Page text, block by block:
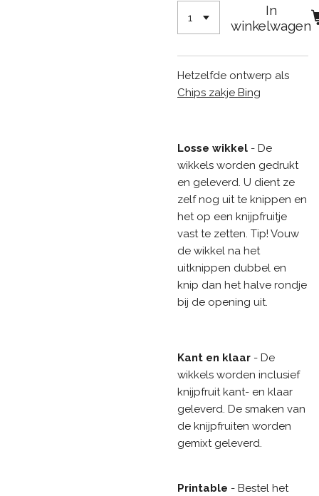
In
winkelwagen
Hetzelfde ontwerp als
Chips zakje Bing
Losse wikkel - De
wikkels worden gedrukt
en geleverd. U dient ze
zelf nog uit te knippen en
het op een knijpfruitje
vast te zetten. Tip! Vouw
de wikkel na het
uitknippen dubbel en
knip dan het halve rondje
bij de opening uit.
Kant en klaar - De
wikkels worden inclusief
knijpfruit kant- en klaar
geleverd. De smaken van
de knijpfruiten worden
gemixt geleverd.
Printable - Bestel het